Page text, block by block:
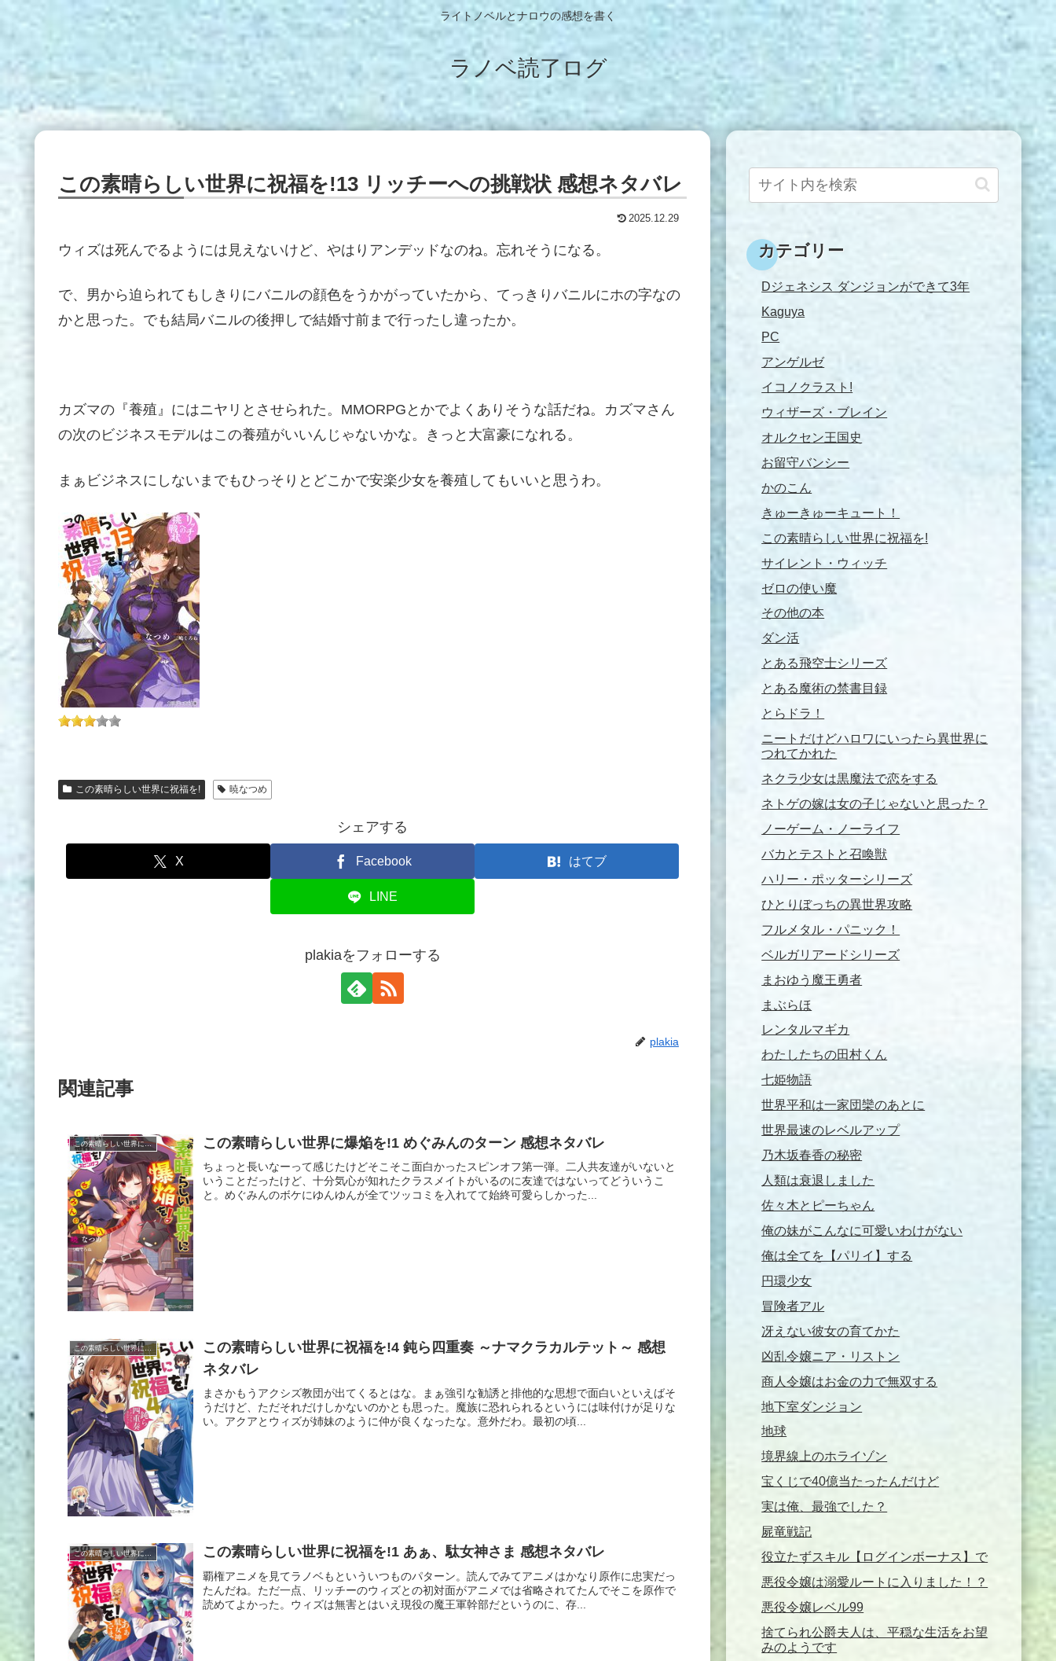
ライトノベルとナロウの感想を書く
ラノベ読了ログ
この素晴らしい世界に祝福を!13 リッチーへの挑戦状 感想ネタバレ
2025.12.29
ウィズは死んでるようには見えないけど、やはりアンデッドなのね。忘れそうになる。
で、男から迫られてもしきりにバニルの顔色をうかがっていたから、てっきりバニルにホの字なの
かと思った。でも結局バニルの後押しで結婚寸前まで行ったし違ったか。
カズマの『養殖』にはニヤリとさせられた。MMORPGとかでよくありそうな話だね。カズマさん
の次のビジネスモデルはこの養殖がいいんじゃないかな。きっと大富豪になれる。
まぁビジネスにしないまでもひっそりとどこかで安楽少女を養殖してもいいと思うわ。
この素晴らしい世界に祝福を! 暁なつめ
シェアする
X Facebook はてブ
LINE
plakiaをフォローする
plakia
関連記事
この素晴らしい世界に祝福を! この素晴らしい世界に爆焔を!1 めぐみんのターン 感想ネタバレ
ちょっと長いなーって感じたけどそこそこ面白かったスピンオフ第一弾。二人共友達がいないと
いうことだったけど、十分気心が知れたクラスメイトがいるのに友達ではないってどういうこ
と。めぐみんのボケにゆんゆんが全てツッコミを入れてて始終可愛らしかった...
この素晴らしい世界に祝福を!
この素晴らしい世界に祝福を!4 鈍ら四重奏 ～ナマクラカルテット～ 感想
ネタバレ
まさかもうアクシズ教団が出てくるとはな。まぁ強引な勧誘と排他的な思想で面白いといえばそ
うだけど、ただそれだけしかないのかとも思った。魔族に恐れられるというには味付けが足りな
い。アクアとウィズが姉妹のように仲が良くなったな。意外だわ。最初の頃...
この素晴らしい世界に祝福を!1 あぁ、駄女神さま 感想ネタバレ
覇権アニメを見てラノベもといういつものパターン。読んでみてアニメはかなり原作に忠実だっ
たんだね。ただ一点、リッチーのウィズとの初対面がアニメでは省略されてたんでそこを原作で
読めてよかった。ウィズは無害とはいえ現役の魔王軍幹部だというのに、存...
カテゴリー
Dジェネシス ダンジョンができて3年
Kaguya
PC
アンゲルゼ
イコノクラスト!
ウィザーズ・ブレイン
オルクセン王国史
お留守バンシー
かのこん
きゅーきゅーキュート！
この素晴らしい世界に祝福を!
サイレント・ウィッチ
ゼロの使い魔
その他の本
ダン活
とある飛空士シリーズ
とある魔術の禁書目録
とらドラ！
ニートだけどハロワにいったら異世界に
つれてかれた
ネクラ少女は黒魔法で恋をする
ネトゲの嫁は女の子じゃないと思った？
ノーゲーム・ノーライフ
バカとテストと召喚獣
ハリー・ポッターシリーズ
ひとりぼっちの異世界攻略
フルメタル・パニック！
ベルガリアードシリーズ
まおゆう魔王勇者
まぶらほ
レンタルマギカ
わたしたちの田村くん
七姫物語
世界平和は一家団欒のあとに
世界最速のレベルアップ
乃木坂春香の秘密
人類は衰退しました
佐々木とピーちゃん
俺の妹がこんなに可愛いわけがない
俺は全てを【パリイ】する
円環少女
冒険者アル
冴えない彼女の育てかた
凶乱令嬢ニア・リストン
商人令嬢はお金の力で無双する
地下室ダンジョン
地球
境界線上のホライゾン
宝くじで40億当たったんだけど
実は俺、最強でした？
屍竜戦記
役立たずスキル【ログインボーナス】で
悪役令嬢は溺愛ルートに入りました！？
悪役令嬢レベル99
捨てられ公爵夫人は、平穏な生活をお望
みのようです